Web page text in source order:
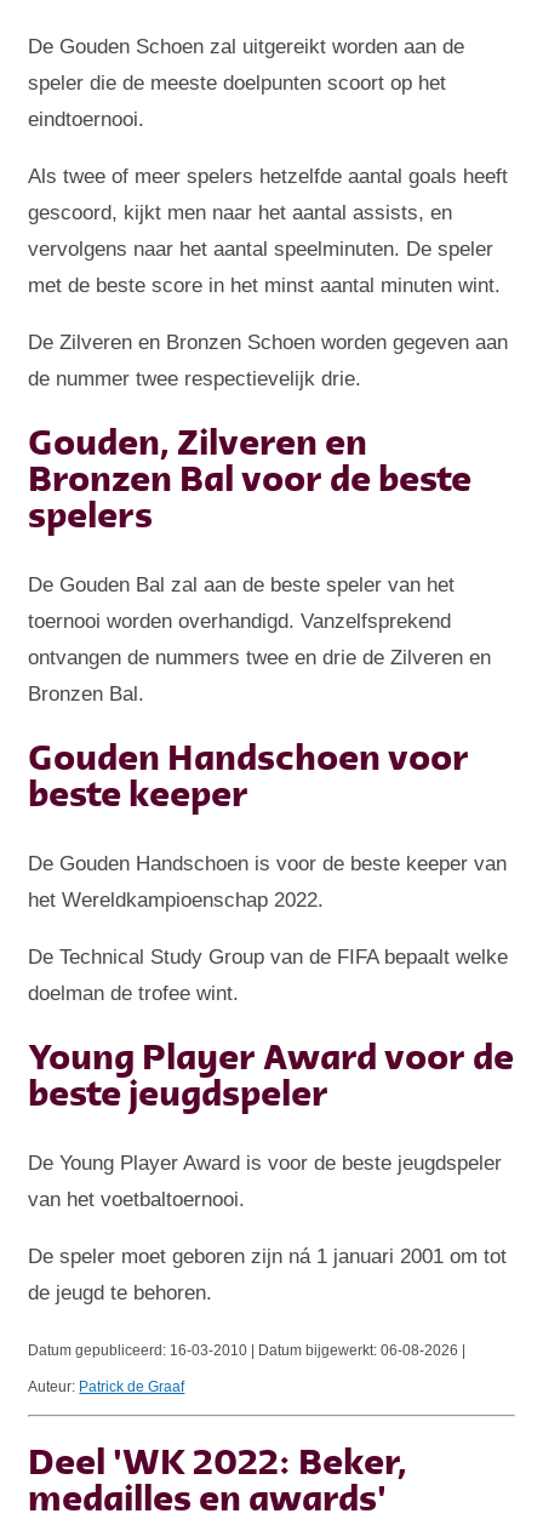
De Gouden Schoen zal uitgereikt worden aan de
speler die de meeste doelpunten scoort op het
eindtoernooi.
Als twee of meer spelers hetzelfde aantal goals heeft
gescoord, kijkt men naar het aantal assists, en
vervolgens naar het aantal speelminuten. De speler
met de beste score in het minst aantal minuten wint.
De Zilveren en Bronzen Schoen worden gegeven aan
de nummer twee respectievelijk drie.
Gouden, Zilveren en
Bronzen Bal voor de beste
spelers
De Gouden Bal zal aan de beste speler van het
toernooi worden overhandigd. Vanzelfsprekend
ontvangen de nummers twee en drie de Zilveren en
Bronzen Bal.
Gouden Handschoen voor
beste keeper
De Gouden Handschoen is voor de beste keeper van
het Wereldkampioenschap 2022.
De Technical Study Group van de FIFA bepaalt welke
doelman de trofee wint.
Young Player Award voor de
beste jeugdspeler
De Young Player Award is voor de beste jeugdspeler
van het voetbaltoernooi.
De speler moet geboren zijn ná 1 januari 2001 om tot
de jeugd te behoren.
Datum gepubliceerd: 16-03-2010 | Datum bijgewerkt:06-08-2026 |
Auteur: Patrick de Graaf
Deel 'WK 2022: Beker,
medailles en awards'